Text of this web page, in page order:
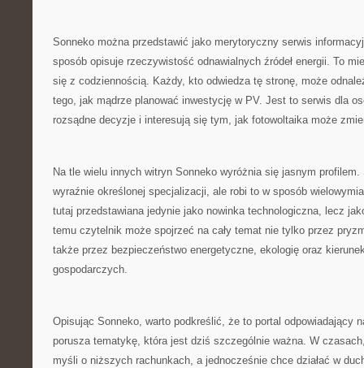
Sonneko można przedstawić jako merytoryczny serwis
sposób opisuje rzeczywistość odnawialnych źródeł energii. To
się z codziennością. Każdy, kto odwiedza tę stronę, może
tego, jak mądrze planować inwestycję w PV. Jest to serwis dla
rozsądne decyzje i interesują się tym, jak fotowoltaika może
Na tle wielu innych witryn Sonneko wyróżnia się jasnym
wyraźnie określonej specjalizacji, ale robi to w sposób
tutaj przedstawiana jedynie jako nowinka technologiczna, lecz
temu czytelnik może spojrzeć na cały temat nie tylko przez
także przez bezpieczeństwo energetyczne, ekologię oraz
gospodarczych.
Opisując Sonneko, warto podkreślić, że to portal odpowiadający
porusza tematykę, która jest dziś szczególnie ważna. W
myśli o niższych rachunkach, a jednocześnie chce działać w